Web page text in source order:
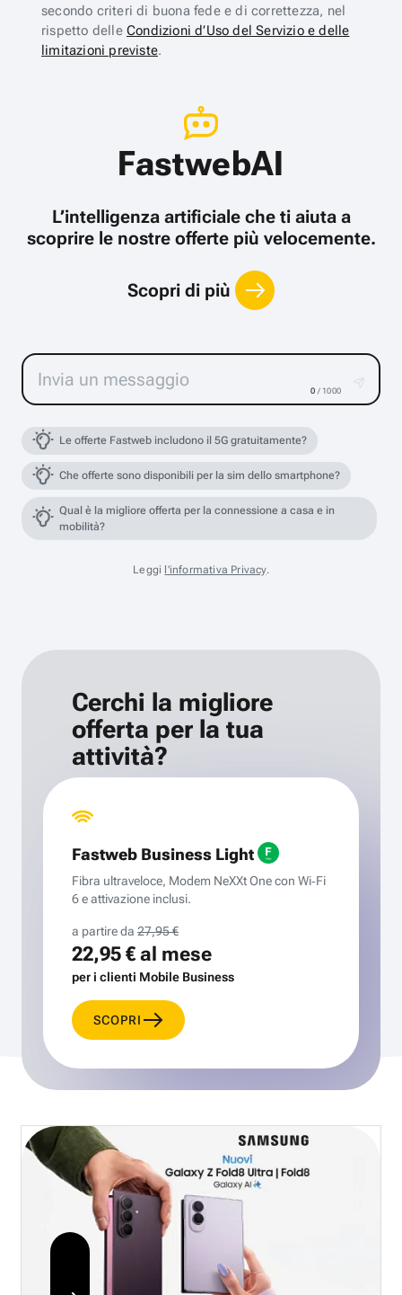
secondo criteri di buona fede e di correttezza, nel
rispetto delle Condizioni d’Uso del Servizio e delle
limitazioni previste.
FastwebAI
L’intelligenza artificiale che ti aiuta a
scoprire le nostre offerte più velocemente.
Scopri di più
0 / 1000
Le offerte Fastweb includono il 5G gratuitamente?
Che offerte sono disponibili per la sim dello smartphone?
Qual è la migliore offerta per la connessione a casa e in
mobilità?
Leggi l'informativa Privacy.
Cerchi la migliore
offerta per la tua
attività?
Fastweb Business Light
Fibra ultraveloce, Modem NeXXt One con Wi‑Fi
6 e attivazione inclusi.
a partire da 27,95 €
22,95 €al mese
per i clienti Mobile Business
SCOPRI